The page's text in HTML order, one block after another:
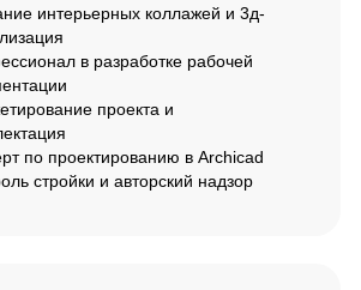
интерьерных коллажей и 3д-
в разработке рабочей
проекта и
по проектированию в Archicad
стройки и авторский надзор